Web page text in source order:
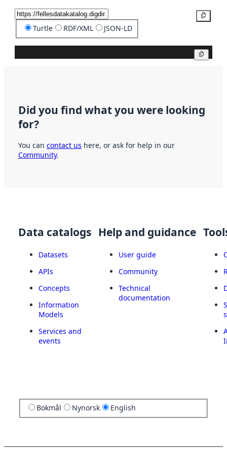
Turtle RDF/XML JSON-LD
Did you find what you were looking
for?
You can contact us here, or ask for help in our
Community.
Data catalogs
Datasets
APIs
Concepts
Information
Models
Services and
events
Help and guidance
User guide
Community
Technical
documentation
Bokmål Nynorsk English